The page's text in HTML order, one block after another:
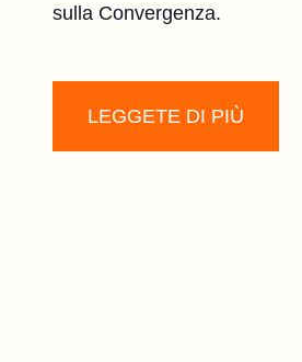
sulla Convergenza.
LEGGETE DI PIÙ